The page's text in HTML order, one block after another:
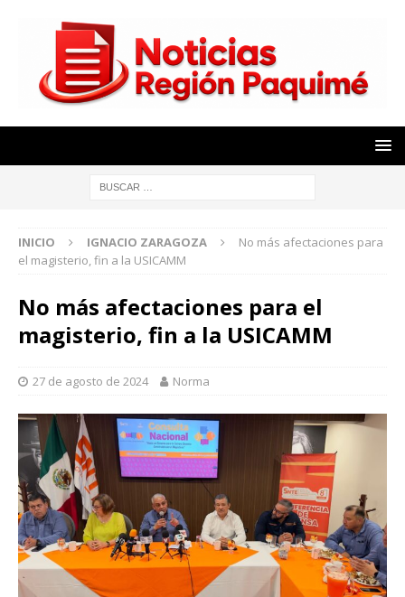
INICIO IGNACIO ZARAGOZA
No más afectaciones para
el magisterio, fin a la USICAMM
No más afectaciones para el
magisterio, fin a la USICAMM
27 de agosto de 2024 Norma